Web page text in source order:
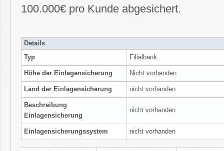
100.000€ pro Kunde abgesichert.
Details
Typ
Filialbank
Höhe der Einlagensicherung Nicht vorhanden
Land der Einlagensicherung nicht vorhanden
Beschreibung
Einlagensicherung
nicht vorhanden
Einlagensicherungssystem nicht vorhanden